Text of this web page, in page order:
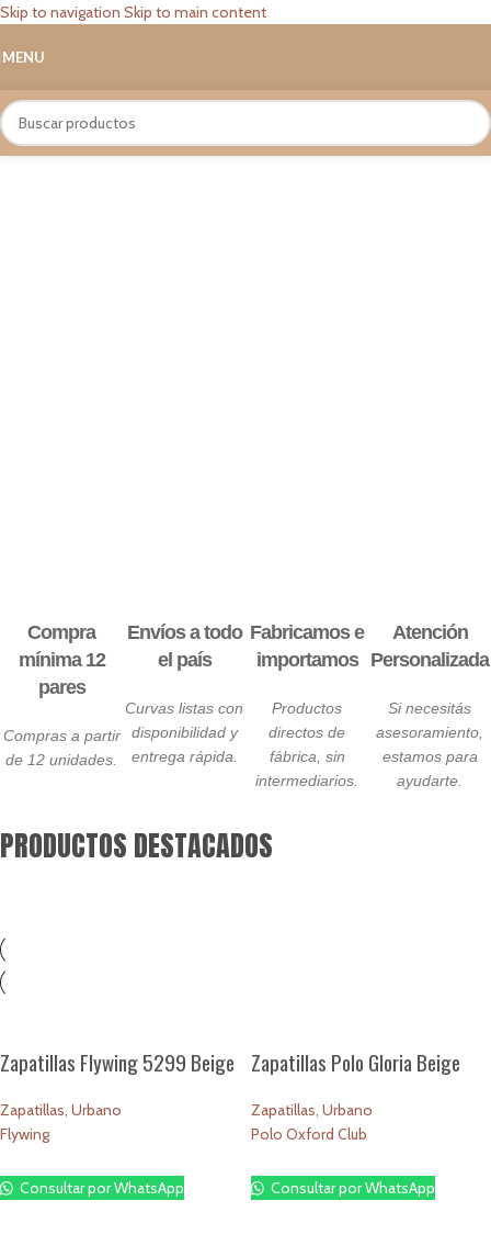
Skip to navigation Skip to main content
MENU
Compra
mínima 12
pares
Compras a partir
de 12 unidades.
Envíos a todo
el país
Curvas listas con
disponibilidad y
entrega rápida.
Fabricamos e
importamos
Productos
directos de
fábrica, sin
intermediarios.
Atención
Personalizada
Si necesitás
asesoramiento,
estamos para
ayudarte.
PRODUCTOS DESTACADOS
Zapatillas Flywing 5299 Beige
Zapatillas, Urbano
Flywing
Consultar por WhatsApp
Zapatillas Polo Gloria Beige
Zapatillas, Urbano
Polo Oxford Club
Consultar por WhatsApp